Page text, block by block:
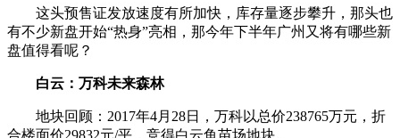
这头预售证发放速度有所加快，库存量逐步攀升，那头也
有不少新盘开始“热身”亮相，那今年下半年广州又将有哪些新
盘值得看呢？
白云：万科未来森林
地块回顾：2017年4月28日，万科以总价238765万元，折
合楼面价29832元/平，竞得白云鱼苗场地块。